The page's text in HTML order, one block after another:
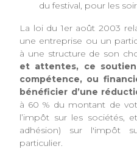
du festival, pour les
La loi du 1er août 2003
une entreprise ou un
à une structure de son
et attentes, ce
compétence, ou
bénéficier d’une
à 60 % du montant de
l’impôt sur les sociétés,
adhésion) sur l'impôt
particulier.